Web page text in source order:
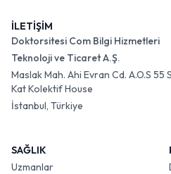
İLETİŞİM
Doktorsitesi Com Bilgi Hizmetleri
Teknoloji ve Ticaret A.Ş.
Maslak Mah. Ahi Evran Cd. A.O.S
Kat Kolektif House
İstanbul, Türkiye
SAĞLIK
Uzmanlar